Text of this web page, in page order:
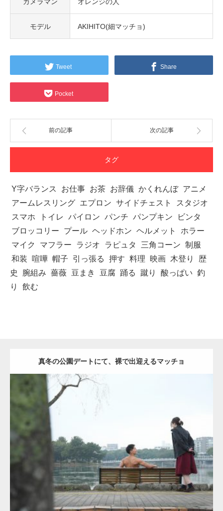
モデル AKIHITO(細マッチョ)
Tweet Share
Pocket
前の記事 次の記事
タグ
Y字バランス お仕事 お茶 お辞儀 かくれんぼ アニメ
アームレスリング エプロン サイドチェスト
スタジオ
スマホ
トイレ パイロン パンチ パンプキン
ビンタ
ブロッコリー
プール ヘッドホン ヘルメット
ホラー
マイク
マフラー ラジオ ラピュタ 三角コーン 制服
和装
喧嘩 帽子 引っ張る 押す 料理 映画 木登り
歴
史
腕組み 薔薇 豆まき 豆腐 踊る 蹴り 酸っぱい 釣
り
飲む
真冬の公園デートにて、裸で出迎えるマッチョ
公園のマッチョ AKIHITO(細マッチョ) 背中
ダウンロード